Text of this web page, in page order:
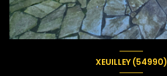
XEUILLEY (54990)